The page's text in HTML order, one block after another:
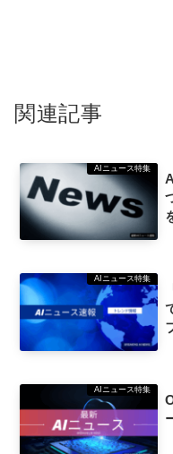
関連記事
AIニュース特集
AIニュース特集
AIニュース特集